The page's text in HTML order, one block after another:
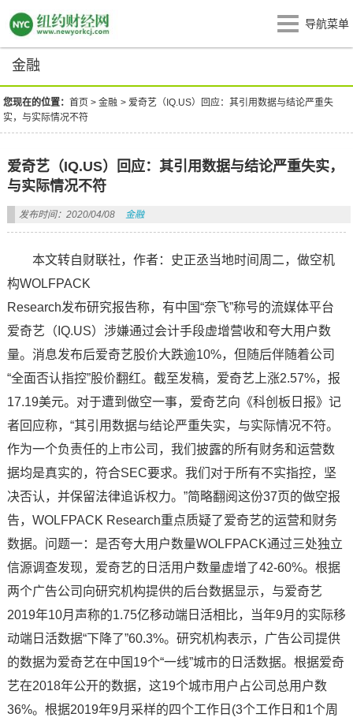
导航菜单
金融
您现在的位置：首页 >金融 > 爱奇艺（IQ.US）回应：其引用数据与结论严重失
实，与实际情况不符
爱奇艺（IQ.US）回应：其引用数据与结论严重失实，
与实际情况不符
发布时间：2020/04/08 金融
本文转自财联社，作者：史正丞当地时间周二，做空机
构WOLFPACK
Research发布研究报告称，有中国“奈飞”称号的流媒体平台
爱奇艺（IQ.US）涉嫌通过会计手段虚增营收和夸大用户数
量。消息发布后爱奇艺股价大跌逾10%，但随后伴随着公司
“全面否认指控”股价翻红。截至发稿，爱奇艺上涨2.57%，报
17.19美元。对于遭到做空一事，爱奇艺向《科创板日报》记
者回应称，“其引用数据与结论严重失实，与实际情况不符。
作为一个负责任的上市公司，我们披露的所有财务和运营数
据均是真实的，符合SEC要求。我们对于所有不实指控，坚
决否认，并保留法律追诉权力。”简略翻阅这份37页的做空报
告，WOLFPACK Research重点质疑了爱奇艺的运营和财务
数据。问题一：是否夸大用户数量WOLFPACK通过三处独立
信源调查发现，爱奇艺的日活用户数量虚增了42-60%。根据
两个广告公司向研究机构提供的后台数据显示，与爱奇艺
2019年10月声称的1.75亿移动端日活相比，当年9月的实际移
动端日活数据“下降了”60.3%。研究机构表示，广告公司提供
的数据为爱奇艺在中国19个“一线”城市的日活数据。根据爱奇
艺在2018年公开的数据，这19个城市用户占公司总用户数
36%。根据2019年9月采样的四个工作日(3个工作日和1个周